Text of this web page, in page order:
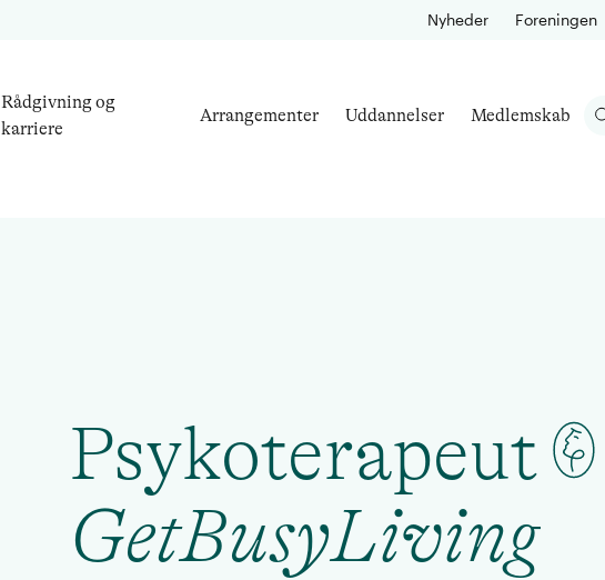
Nyheder Foreningen
Rådgivning og
karriere
Arrangementer Uddannelser Medlemskab
Psykoterapeut
GetBusyLiving